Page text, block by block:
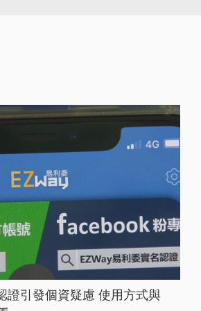
證引發個資疑慮 使用方式與